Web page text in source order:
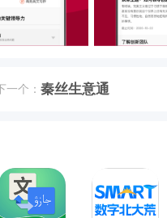
一个： 秦丝生意通